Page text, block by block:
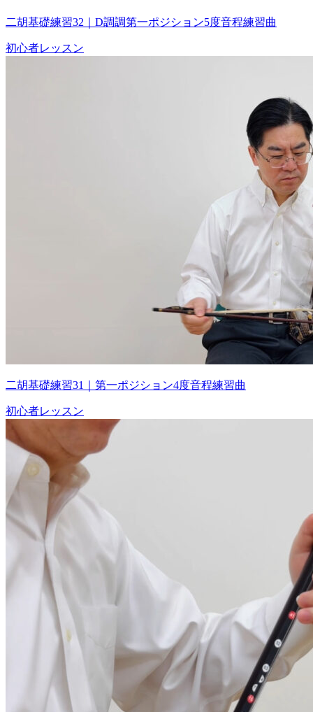
二胡基礎練習32｜D調調第一ポジション5度音程練習曲
初心者レッスン
二胡基礎練習31｜第一ポジション4度音程練習曲
初心者レッスン